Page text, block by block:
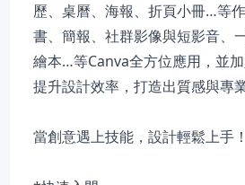
歷、桌曆、海報、折頁小冊…等
書、簡報、社群影像與短影音、
繪本…等Canva全方位應用，並
提升設計效率，打造出質感與專
當創意遇上技能，設計輕鬆上手！